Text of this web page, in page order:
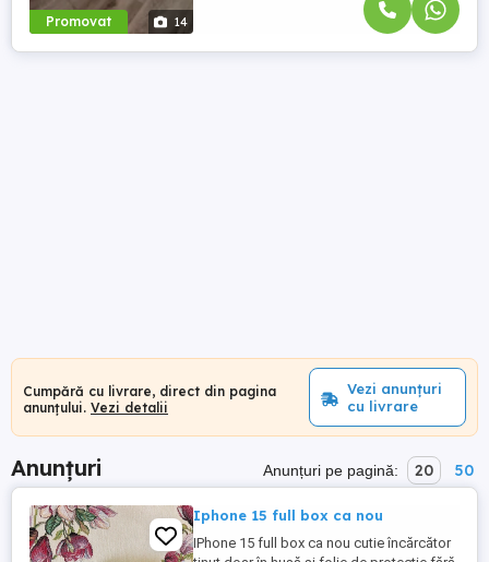
Promovat 14
Cumpără cu livrare, direct din pagina
anunțului. Vezi detalii
Vezi anunțuri
cu livrare
Anunțuri Anunțuri pe pagină: 20 50
Iphone 15 full box ca nou
IPhone 15 full box ca nou cutie încărcător